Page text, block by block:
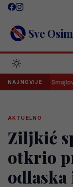
Skip
content Sve
NAJNOVIJE
noge” Smajloviću,
AKTUELNO
Ziljkić
otkrio
odlaska